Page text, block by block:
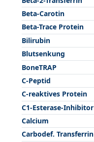
Beta-Carotin
Beta-Trace Protein
Bilirubin
Blutsenkung
BoneTRAP
C-Peptid
C-reaktives Protein
C1-Esterase-Inhibitor
Calcium
Carbodef. Transferrin